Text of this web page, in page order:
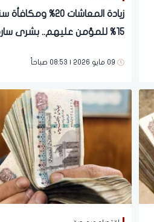
زيادة المعاشات 20%
09 مايو 2026 | 08:53 صباحاً